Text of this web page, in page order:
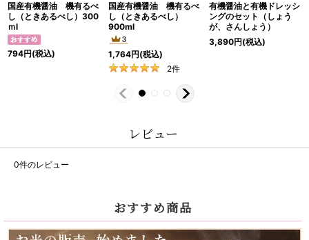
国産有機醤油 機有るべ
し（ときあるべし）300
ｍl
794円(税込)
国産有機醤油 機有るべ
し（ときあるべし）
900ml
1,764円(税込)
2件
有機醤油と有機ドレッシ
ングのセット（しょう
が、さんしょう）
3,890円(税込)
レビュー
0件のレビュー
おすすめ商品